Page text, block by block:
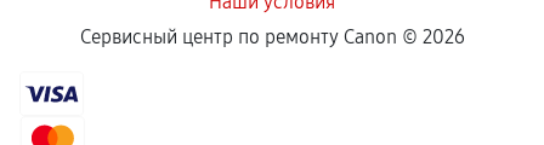
Сервисный центр по ремонту Canon © 2026